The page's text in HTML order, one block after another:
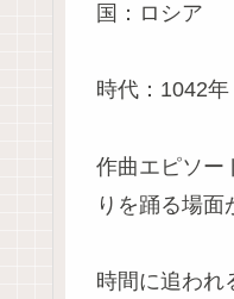
国：ロシア
時代：1042
作曲エピソー
りを踊る場面
時間に追われ